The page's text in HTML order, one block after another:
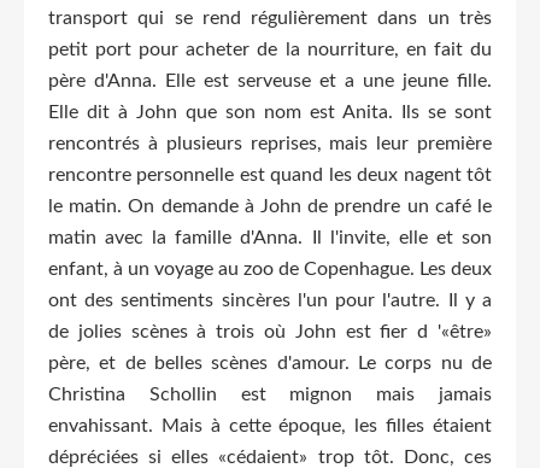
transport qui se rend régulièrement dans un très
petit port pour acheter de la nourriture, en fait du
père d'Anna.
Elle est serveuse et a une jeune fille.
Elle dit à John que son nom est Anita.
Ils se sont
rencontrés à plusieurs reprises, mais leur première
rencontre personnelle est quand les deux nagent tôt
le matin. On demande à John de prendre un café le
matin avec la famille d'Anna.
Il l'invite, elle et son
enfant, à un voyage au zoo de Copenhague. Les deux
ont des sentiments sincères l'un pour l'autre.
Il y a
de jolies scènes à trois où John est fier d '«être»
père, et de belles scènes d'amour.
Le corps nu de
Christina Schollin est mignon mais jamais
envahissant.
Mais à cette époque, les filles étaient
dépréciées si elles «cédaient» trop tôt.
Donc, ces